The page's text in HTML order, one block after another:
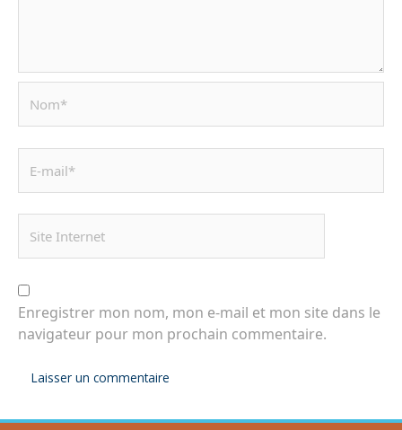
Enregistrer mon nom, mon e-mail et mon site dans le
navigateur pour mon prochain commentaire.